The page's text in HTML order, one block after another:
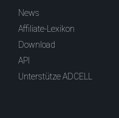
News
Affiliate-Lexikon
Download
API
Unterstütze ADCELL